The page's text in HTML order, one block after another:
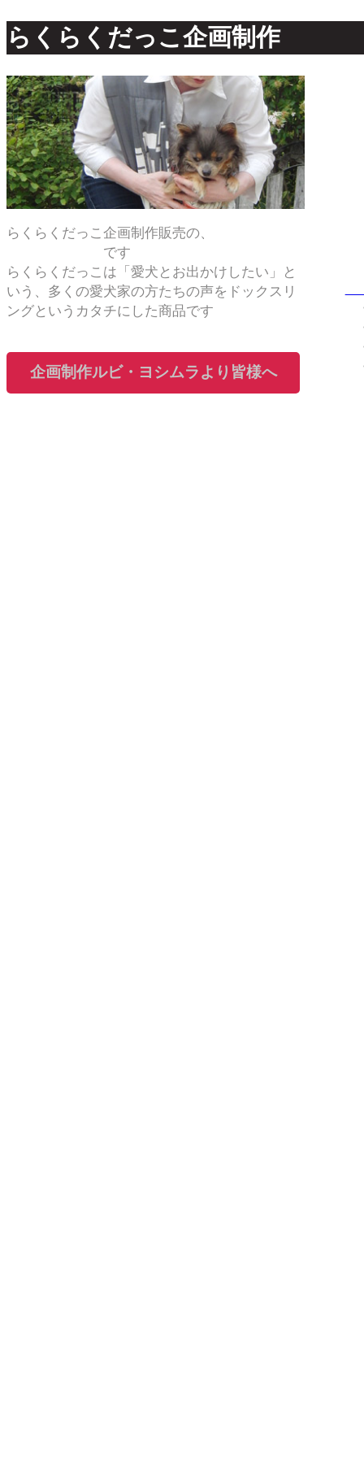
らくらくだっこ企画制作
らくらくだっこ企画制作販売の、
です
らくらくだっこは「愛犬とお出かけしたい」と
いう、多くの愛犬家の方たちの声をドックスリ
ングというカタチにした商品です
企画制作ルビ・ヨシムラより皆様へ